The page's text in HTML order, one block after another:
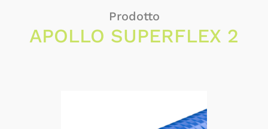
Prodotto
APOLLO SUPERFLEX 2